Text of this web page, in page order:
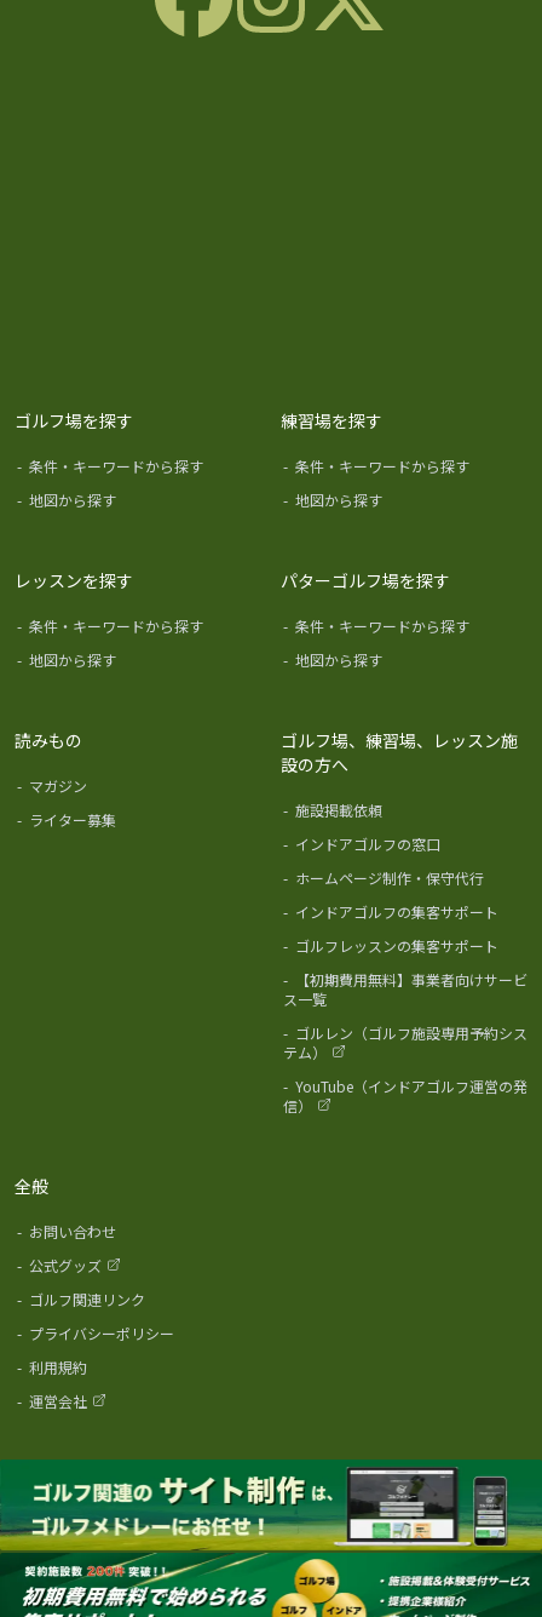
ゴルフ場を探す
- 条件・キーワードから探す
- 地図から探す
練習場を探す
- 条件・キーワードから探す
- 地図から探す
レッスンを探す
- 条件・キーワードから探す
- 地図から探す
パターゴルフ場を探す
- 条件・キーワードから探す
- 地図から探す
読みもの
- マガジン
- ライター募集
ゴルフ場、練習場、レッスン施
設の方へ
- 施設掲載依頼
- インドアゴルフの窓口
- ホームページ制作・保守代行
- インドアゴルフの集客サポート
- ゴルフレッスンの集客サポート
-
【初期費用無料】事業者向けサービ
ス一覧
- ゴルレン（ゴルフ施設専用予約シス
テム）
- YouTube（インドアゴルフ運営の発
信）
全般
- お問い合わせ
- 公式グッズ
- ゴルフ関連リンク
- プライバシーポリシー
- 利用規約
- 運営会社